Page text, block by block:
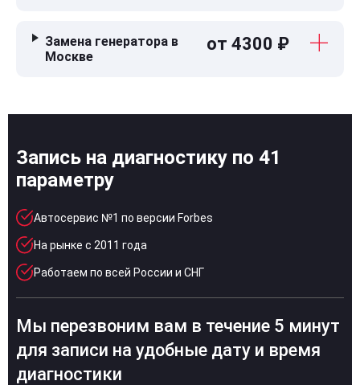
Замена генератора в
Москве
от 4300 ₽
Запись на диагностику по 41
параметру
Автосервис №1 по версии Forbes
На рынке с 2011 года
Работаем по всей России и СНГ
Мы перезвоним вам в течение 5 минут
для записи на удобные дату и время
диагностики